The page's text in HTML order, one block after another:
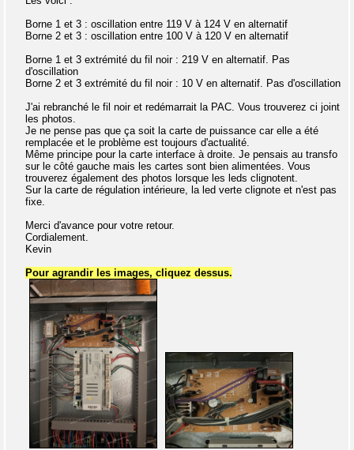
Borne 1 et 3 : oscillation entre 119 V à 124 V en alternatif
Borne 2 et 3 : oscillation entre 100 V à 120 V en alternatif
Borne 1 et 3 extrémité du fil noir : 219 V en alternatif. Pas
d'oscillation
Borne 2 et 3 extrémité du fil noir : 10 V en alternatif. Pas d'oscillation
J'ai rebranché le fil noir et redémarrait la PAC. Vous trouverez ci joint
les photos.
Je ne pense pas que ça soit la carte de puissance car elle a été
remplacée et le problème est toujours d'actualité.
Même principe pour la carte interface à droite. Je pensais au transfo
sur le côté gauche mais les cartes sont bien alimentées. Vous
trouverez également des photos lorsque les leds clignotent.
Sur la carte de régulation intérieure, la led verte clignote et n'est pas
fixe.
Merci d'avance pour votre retour.
Cordialement.
Kevin
Pour agrandir les images, cliquez dessus.